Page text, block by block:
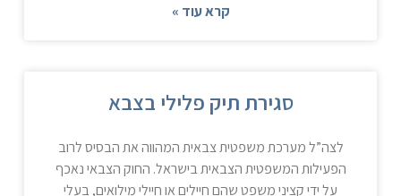
קרא עוד »
סגירת תיק פלילי בצבא
לצה”ל מערכת משפטית צבאית המהווה את הבסיס לרוב
הפעילות המשפטית הצבאית בישראל. החוק הצבאי נאכף
על ידי קציני משפט שהם חיילים או חיילי מילואים, בעלי